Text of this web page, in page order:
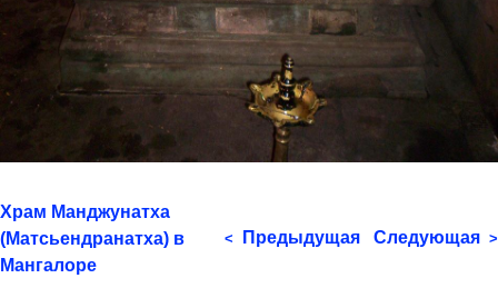
Храм Манджунатха
(Матсьендранатха) в
Мангалоре
< Предыдущая Следующая >